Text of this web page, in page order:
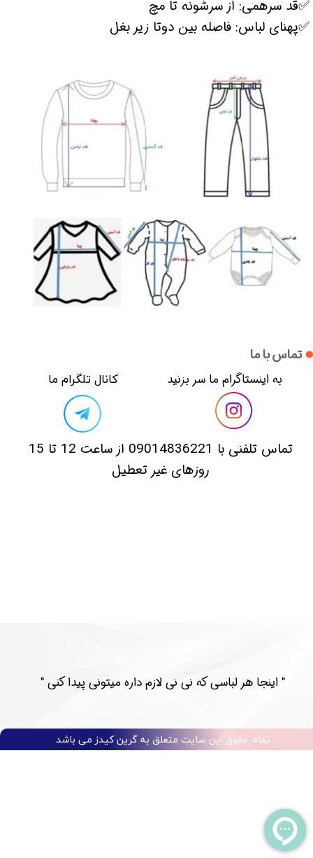
✅قد سرهمی: از سرشونه تا مچ
✅پهنای لباس: فاصله بین دوتا زیر بغل
تماس با ما
​​به اینستاگرام ما سر بزنید​​​​​​​
​تماس تلفنی با 09014836221 از ساعت 12 تا 15
روزهای غیر تعطیل
​کانال تلگرام ما
تمام حقوق این سایت متعلق به گرین کیدز می باشد​​​​​​​
​​" اینجا هر لباسی که نی نی لازم داره میتونی پیدا کنی "​​​​​​​​​​​​​​